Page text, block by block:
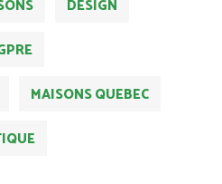
DESIGN
MAISONS QUEBEC